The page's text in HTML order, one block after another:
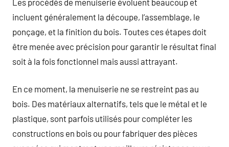
incluent généralement la découpe, l’assemblage, le
ponçage, et la finition du bois. Toutes ces étapes doit
être menée avec précision pour garantir le résultat final
soit à la fois fonctionnel mais aussi attrayant.
En ce moment, la menuiserie ne se restreint pas au
bois. Des matériaux alternatifs, tels que le métal et le
plastique, sont parfois utilisés pour compléter les
constructions en bois ou pour fabriquer des pièces